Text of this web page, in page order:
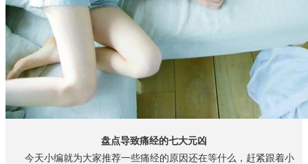
盘点导致痛经的七大元凶
今天小编就为大家推荐一些痛经的原因还在等什么，赶紧跟着小